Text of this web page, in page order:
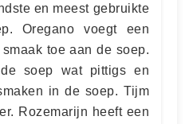
en meest gebruikte
Oregano voegt een
toe aan de soep.
soep wat pittigs en
in de soep. Tijm
Rozemarijn heeft een